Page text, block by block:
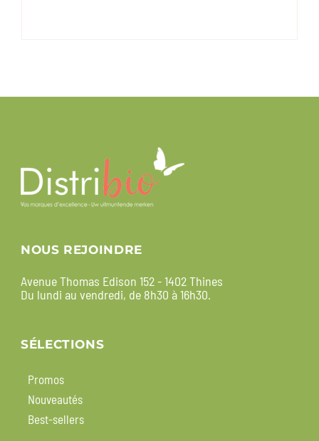
NOUS REJOINDRE
Avenue Thomas Edison 152 - 1402 Thines
Du lundi au vendredi, de 8h30 à 16h30.
SÉLECTIONS
Promos
Nouveautés
Best-sellers